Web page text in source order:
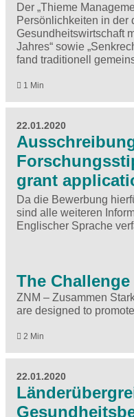
Der „Thieme
Persönlichkeiten in der
Gesundheitswirtschaft
Jahres“ sowie
fand traditionell
1 Min
22.01.2020
grant
Da die Bewerbung
sind alle weiteren
Englischer Sprache
The Challenge
ZNM – Zusammen
are designed to
2 Min
22.01.2020